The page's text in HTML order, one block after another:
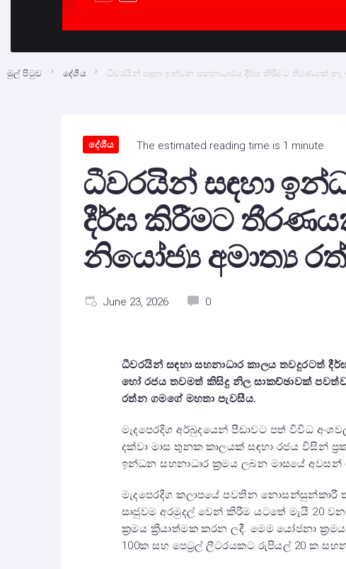
මුල් පිටුව දේශීය ධීවරයින් සඳහා ඉන්ධන සහනාධාරය දීර්ඝ කිරීමට තීරණයක් නෑ
දේශීය The estimated reading time is 1 minute
ධීවරයින් සඳහා
දීර්ඝ කිරීමට
නියෝජ්‍ය අමාත්‍ය
June 23, 2026 0
ධීවරයින් සඳහා සහනාධාර කාලය තවදුරටත්
හෝ රජය තවමත් කිසිදු නිල සාකච්ඡාවක්
රත්න ගමගේ මහතා පැවසීය.
මැදපෙරදිග අර්බුදයෙන් පීඩාවට පත් විවිධ
දක්වා මාස තුනක කාලයක් සඳහා රජය විසින්
ඉන්ධන සහනාධාර ක්‍රමය ලබන මාසයේ අවසන්
මැදපෙරදිග කලාපයේ පවතින
සෘජුවම අරමුදල් වෙන් කිරීම යටතේ මැයි 20
ක්‍රමය ක්‍රියාත්මක කරන ලදී. මෙම යෝජනා
100ක සහ පෙට්‍රල් ලීටරයකට රුපියල් 20 ක